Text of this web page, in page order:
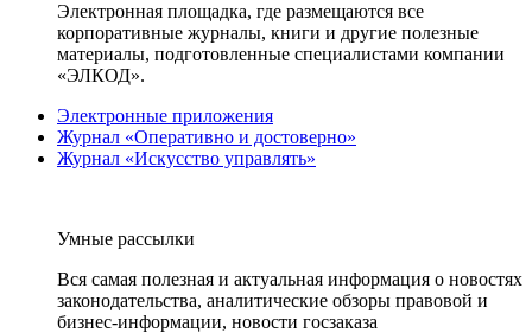
Электронная площадка, где размещаются все
корпоративные журналы, книги и другие полезные
материалы, подготовленные специалистами компании
«ЭЛКОД».
Электронные приложения
Журнал «Оперативно и достоверно»
Журнал «Искусство управлять»
Умные рассылки
Вся самая полезная и актуальная информация о новостях
законодательства, аналитические обзоры правовой и
бизнес-информации, новости госзаказа